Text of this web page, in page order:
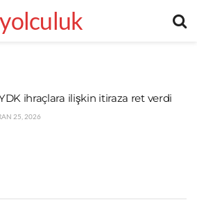
yolculuk
ihraçlara ilişkin itiraza ret verdi
25, 2026